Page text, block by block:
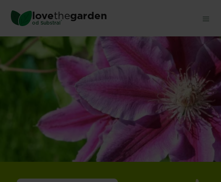
main
content
lovethegarden
od Substral ®